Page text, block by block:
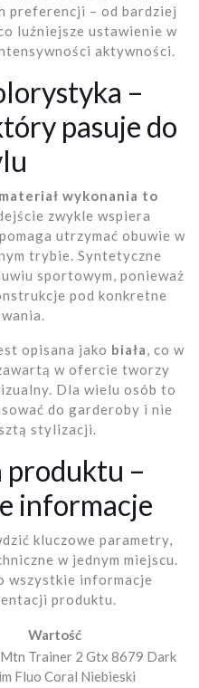
preferencji – od bardziej
luźniejsze ustawienie w
aktywności.
–
pasuje do
materiał wykonania to
zwykle wspiera
utrzymać obuwie w
trybie. Syntetyczne
sportowym, ponieważ
pod konkretne
opisana jako biała, co w
w ofercie tworzy
Dla wielu osób to
do garderoby i nie
stylizacji.
produktu –
informacje
kluczowe parametry,
w jednym miejscu.
wszystkie informacje
produktu.
Wartość
Trainer 2 Gtx 8679 Dark
Fluo Coral Niebieski